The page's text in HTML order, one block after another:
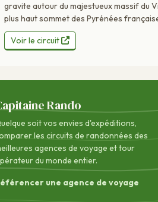
gravite autour du majestueux massif du
plus haut sommet des Pyrénées
Voir le circuit
Rando
soit vos envies d'expéditions,
les circuits de randonnées des
agences de voyage et tour
du monde entier.
une agence de voyage